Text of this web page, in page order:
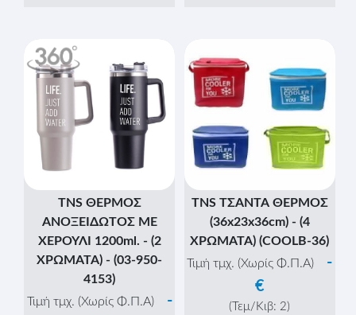
TNS ΘΕΡΜΟΣ
ΑΝΟΞΕΙΔΩΤΟΣ ΜΕ
ΧΕΡΟΥΛΙ 1200ml. - (2
ΧΡΩΜΑΤΑ) - (03-950-
4153)
Τιμή τμχ. (Χωρίς Φ.Π.Α)
-
TNS ΤΣΑΝΤΑ ΘΕΡΜΟΣ
(36x23x36cm) - (4
ΧΡΩΜΑΤΑ) (COOLB-36)
Τιμή τμχ. (Χωρίς Φ.Π.Α)
-
€
(Τεμ/Κιβ: 2)